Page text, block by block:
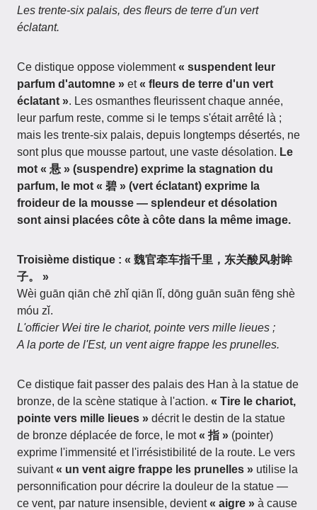
Les trente-six palais, des fleurs de terre d'un vert
éclatant.
Ce distique oppose violemment« suspendent leur
parfum d'automne » et« fleurs de terre d'un vert
éclatant ». Les osmanthes fleurissent chaque année,
leur parfum reste, comme si le temps s'était arrêté là ;
mais les trente-six palais, depuis longtemps désertés, ne
sont plus que mousse partout, une vaste désolation. Le
mot « 悬 » (suspendre) exprime la stagnation du
parfum, le mot « 碧 » (vert éclatant) exprime la
froideur de la mousse — splendeur et désolation
sont ainsi placées côte à côte dans la même image.
Troisième distique : « 魏官牵车指千里，东关酸风射眸
子。 »
Wèi guān qiān chē zhǐ qiān lǐ, dōng guān suān fēng shè
móu zǐ.
L'officier Wei tire le chariot, pointe vers mille lieues ;
A la porte de l'Est, un vent aigre frappe les prunelles.
Ce distique fait passer des palais des Han à la statue de
bronze, de la scène statique à l'action. « Tire le chariot,
pointe vers mille lieues » décrit le destin de la statue
de bronze déplacée de force, le mot« 指 » (pointer)
exprime l'immensité et l'irrésistibilité de la route. Le vers
suivant« un vent aigre frappe les prunelles » utilise la
personnification pour décrire la douleur de la statue —
ce vent, par nature insensible, devient« aigre » à cause